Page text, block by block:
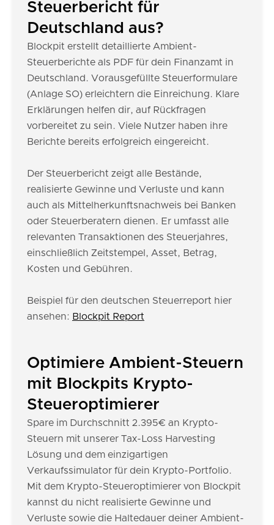
Steuerbericht für
Deutschland aus?
Blockpit erstellt detaillierte Ambient-
Steuerberichte als PDF für dein Finanzamt in
Deutschland. Vorausgefüllte Steuerformulare
(Anlage SO) erleichtern die Einreichung. Klare
Erklärungen helfen dir, auf Rückfragen
vorbereitet zu sein. Viele Nutzer haben ihre
Berichte bereits erfolgreich eingereicht.
Der Steuerbericht zeigt alle Bestände,
realisierte Gewinne und Verluste und kann
auch als Mittelherkunftsnachweis bei Banken
oder Steuerberatern dienen. Er umfasst alle
relevanten Transaktionen des Steuerjahres,
einschließlich Zeitstempel, Asset, Betrag,
Kosten und Gebühren.
Beispiel für den deutschen Steuerreport hier
ansehen: Blockpit Report
Optimiere Ambient-Steuern
mit Blockpits Krypto-
Steueroptimierer
Spare im Durchschnitt 2.395€ an Krypto-
Steuern mit unserer Tax-Loss Harvesting
Lösung und dem einzigartigen
Verkaufssimulator für dein Krypto-Portfolio.
Mit dem Krypto-Steueroptimierer von Blockpit
kannst du nicht realisierte Gewinne und
Verluste sowie die Haltedauer deiner Ambient-